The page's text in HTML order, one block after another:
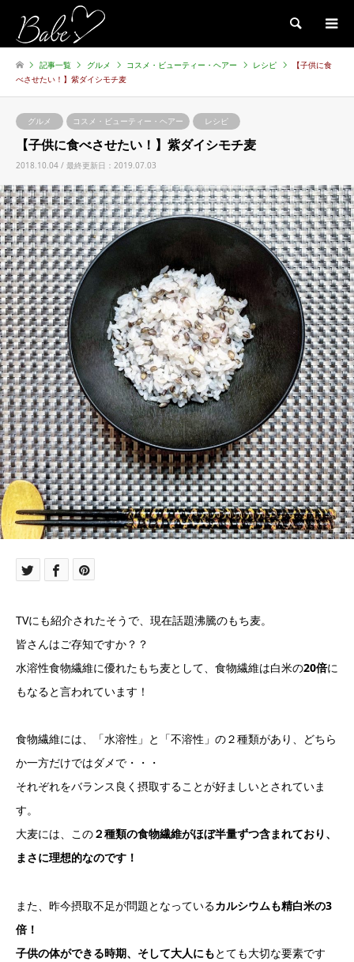
検索
記事一覧 グルメ コスメ・ビューティー・ヘアー レシピ
【子供に食
べさせたい！】紫ダイシモチ麦
グルメ コスメ・ビューティー・ヘアー レシピ
【子供に食べさせたい！】紫ダイシモチ麦
2018.10.04 / 最終更新日：2019.07.03
TVにも紹介されたそうで、現在話題沸騰のもち麦。
皆さんはご存知ですか？？
水溶性食物繊維に優れたもち麦として、食物繊維は白米の20倍に
もなると言われています！
食物繊維には、「水溶性」と「不溶性」の２種類があり、どちら
か一方だけではダメで・・・
それぞれをバランス良く摂取することが好ましいとされていま
す。
大麦には、この２種類の食物繊維がほぼ半量ずつ含まれており、
まさに理想的なのです！
また、昨今摂取不足が問題となっているカルシウムも精白米の3
倍！
子供の体ができる時期、そして大人にもとても大切な要素です